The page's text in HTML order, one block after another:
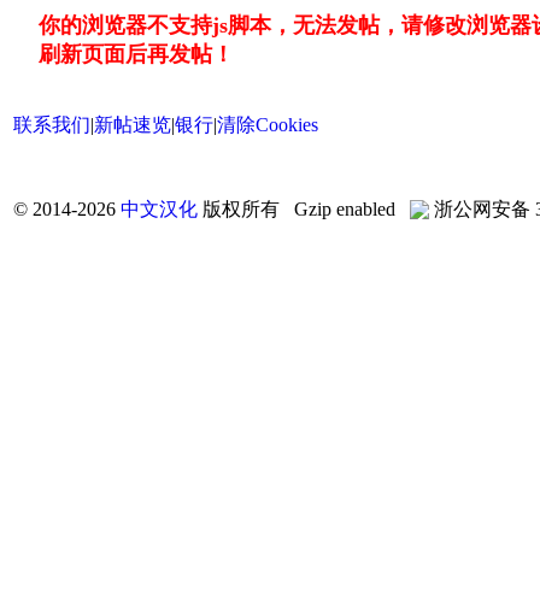
你的浏览器不支持js脚本，无法发帖，请修改浏览器
刷新页面后再发帖！
联系我们|新帖速览|银行|清除Cookies
© 2014-2026 中文汉化 版权所有 Gzip enabled 浙公网安备